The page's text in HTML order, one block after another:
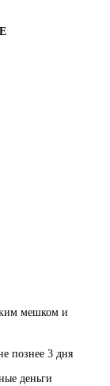
мешком и
познее 3 дня
деньги